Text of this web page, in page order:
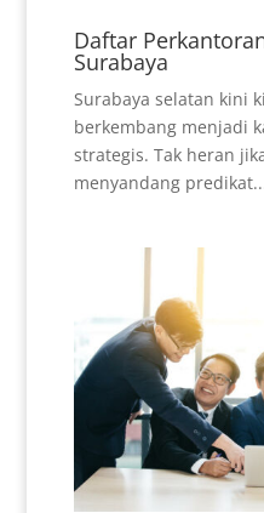
Daftar
Surabaya
Surabaya selatan kini
berkembang menjadi
strategis. Tak heran
menyandang